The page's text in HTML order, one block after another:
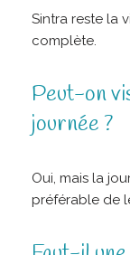
Sintra reste la
complète.
Peut-on
journée ?
Oui, mais la
préférable de